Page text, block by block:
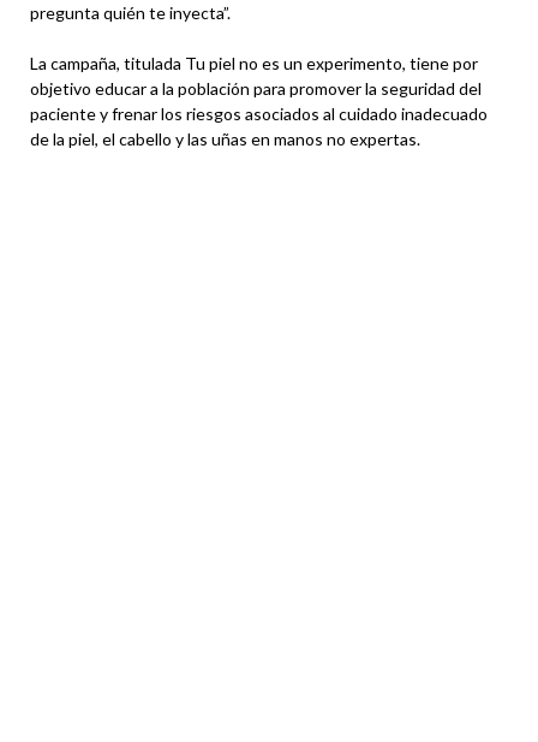
pregunta quién te inyecta”.
La campaña, titulada Tu piel no es un experimento, tiene por
objetivo educar a la población para promover la seguridad del
paciente y frenar los riesgos asociados al cuidado inadecuado
de la piel, el cabello y las uñas en manos no expertas.